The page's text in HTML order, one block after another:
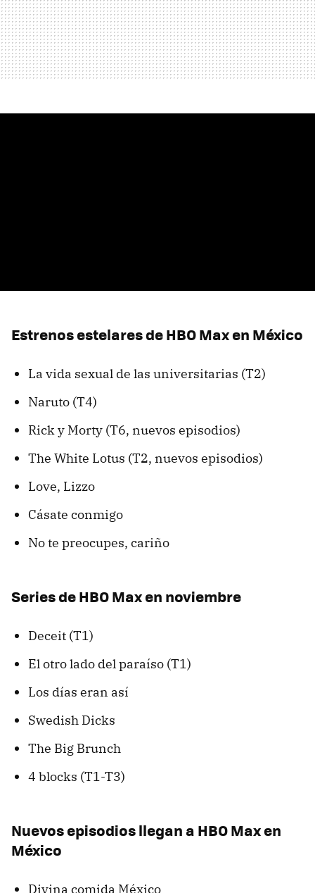
Estrenos estelares de HBO Max en México
La vida sexual de las universitarias (T2)
Naruto (T4)
Rick y Morty (T6, nuevos episodios)
The White Lotus (T2, nuevos episodios)
Love, Lizzo
Cásate conmigo
No te preocupes, cariño
Series de HBO Max en noviembre
Deceit (T1)
El otro lado del paraíso (T1)
Los días eran así
Swedish Dicks
The Big Brunch
4 blocks (T1-T3)
Nuevos episodios llegan a HBO Max en
México
Divina comida México